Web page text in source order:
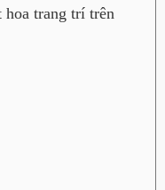
hoa trang trí trên